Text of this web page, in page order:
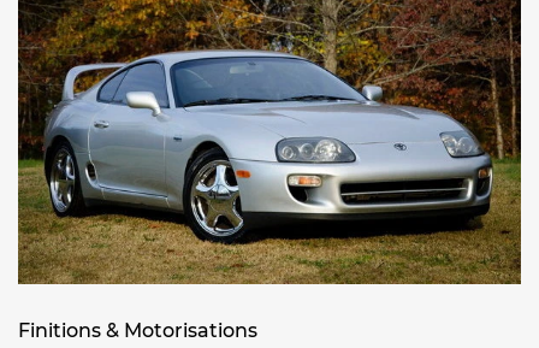
Finitions & Motorisations